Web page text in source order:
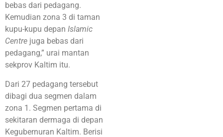
bebas dari pedagang.
Kemudian zona 3 di taman
kupu-kupu depan Islamic
Centre juga bebas dari
pedagang,” urai mantan
sekprov Kaltim itu.
Dari 27 pedagang tersebut
dibagi dua segmen dalam
zona 1. Segmen pertama di
sekitaran dermaga di depan
Kegubernuran Kaltim. Berisi